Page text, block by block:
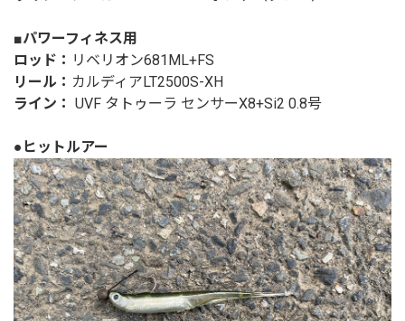
■パワーフィネス用
ロッド： リベリオン681ML+FS
リール： カルディアLT2500S-XH
ライン： UVF タトゥーラ センサーX8+Si2 0.8号
●ヒットルアー